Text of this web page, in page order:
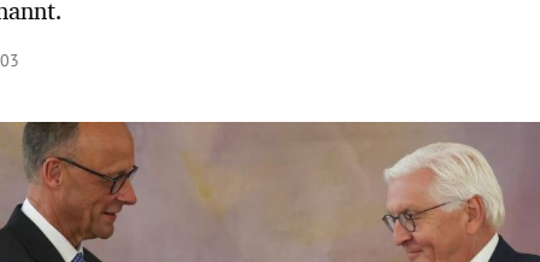
öffnen/schließen